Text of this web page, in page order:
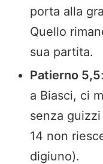
porta alla
Quello
sua partita.
Patierno 5,5
a Biasci, ci
senza guizzi
14 non
digiuno).